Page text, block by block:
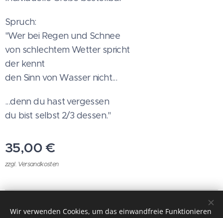
Spruch:
"Wer bei Regen und Schnee
von schlechtem Wetter spricht
der kennt
den Sinn von Wasser nicht...
...denn du hast vergessen
du bist selbst 2/3 dessen."
35,00 €
zzgl. Versandkosten
Wir verwenden Cookies, um das einwandfreie Funktionieren